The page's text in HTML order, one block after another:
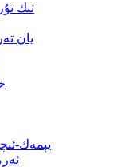
تىك
يان
يېمەك-